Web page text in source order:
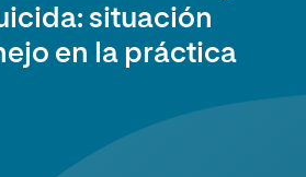
situación
en la práctica